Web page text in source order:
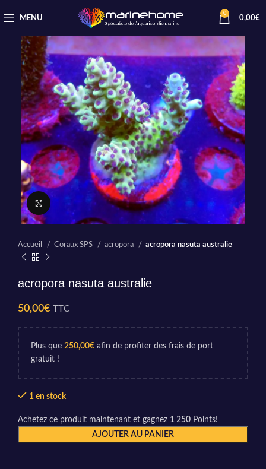
MENU
0
0,00€
Cliquez pour agrandir
Accueil Coraux SPS acropora acropora nasuta australie
acropora nasuta australie
50,00€ TTC
Plus que 250,00€ afin de profiter des frais de port
gratuit !
1 en stock
Achetez ce produit maintenant et gagnez 1 250 Points!
AJOUTER AU PANIER